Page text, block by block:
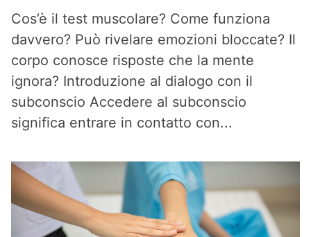
Cos’è il test muscolare? Come funziona
davvero? Può rivelare emozioni bloccate? Il
corpo conosce risposte che la mente
ignora? Introduzione al dialogo con il
subconscio Accedere al subconscio
significa entrare in contatto con...